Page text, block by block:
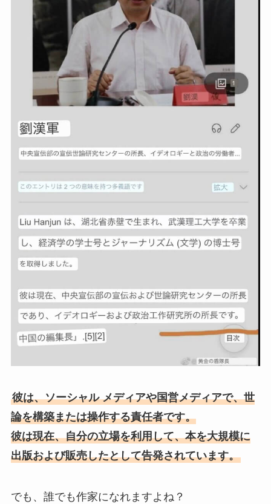
彼は、ソーシャル メディアや国営メディアで、世
論を構築または操作する責任者です。
彼は現在、自分の立場を利用して、本を大規模に
出版および販売したとして告発されています。
でも、誰でも作家になれますよね？